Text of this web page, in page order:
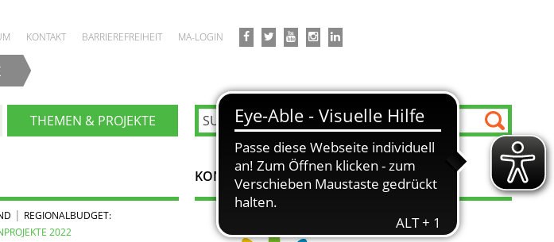
KONTAKT BARRIEREFREIHEIT MA-LOGIN
THEMEN & PROJEKTE
| REGIONALBUDGET:
2022
KONTAKT